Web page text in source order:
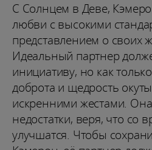
С Солнцем в Деве,
любви с высокими
представлением о своих
Идеальный партнер
инициативу, но как
доброта и щедрость
искренними жестами.
недостатки, веря, что со
улучшатся. Чтобы